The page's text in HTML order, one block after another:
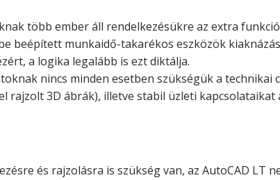
több ember áll rendelkezésükre az extra
beépített munkaidő-takarékos eszközök
a logika legalább is ezt diktálja.
nincs minden esetben szükségük a technikai
rajzolt 3D ábrák), illetve stabil üzleti
és rajzolásra is szükség van, az AutoCAD LT